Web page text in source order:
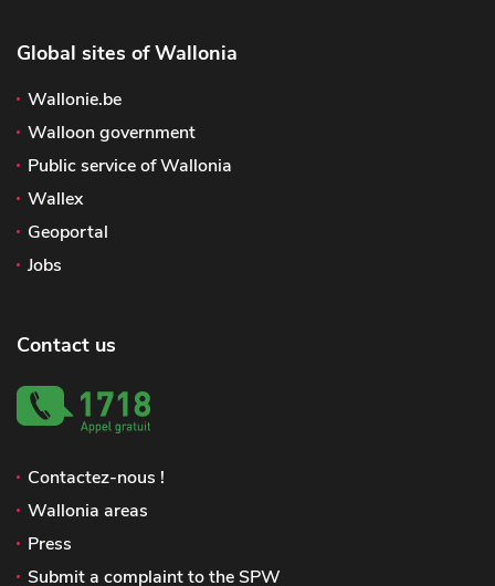
Global sites of Wallonia
Wallonie.be
Walloon government
Public service of Wallonia
Wallex
Geoportal
Jobs
Contact us
Contactez-nous !
Wallonia areas
Press
Submit a complaint to the SPW